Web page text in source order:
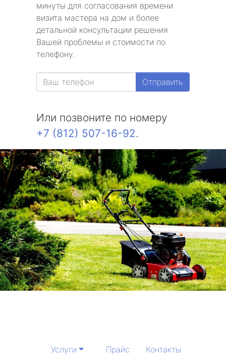
минуты для согласования времени
визита мастера на дом и более
детальной консультации решения
Вашей проблемы и стоимости по
телефону.
Отправить
Или позвоните по номеру
+7 (812) 507-16-92.
Услуги Прайс Контакты